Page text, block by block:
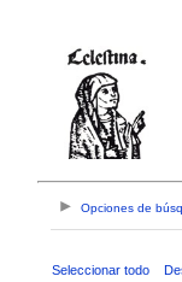
Opciones de
Seleccionar todo